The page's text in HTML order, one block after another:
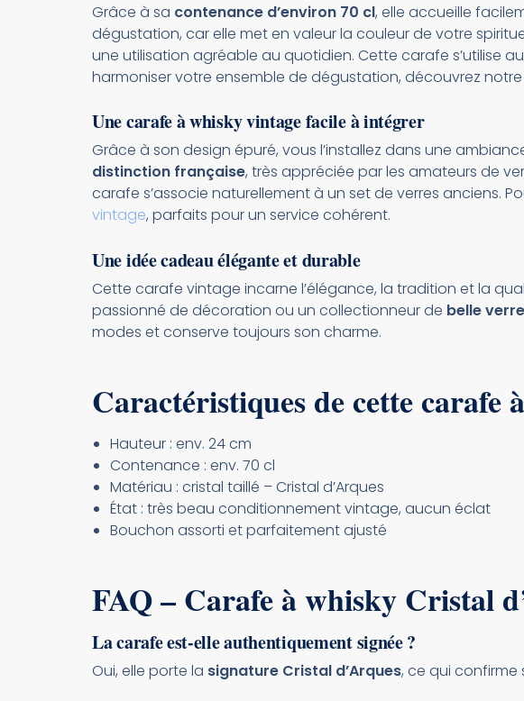
Grâce à sa contenance d’environ 70 cl, elle accueille
dégustation, car elle met en valeur la couleur de votre
une utilisation agréable au quotidien. Cette carafe s’utilise
harmoniser votre ensemble de dégustation, découvrez notre
Une carafe à whisky vintage facile à intégrer
Grâce à son design épuré, vous l’installez dans une
distinction française, très appréciée par les amateurs de
carafe s’associe naturellement à un set de verres anciens.
vintage, parfaits pour un service cohérent.
Une idée cadeau élégante et durable
Cette carafe vintage incarne l’élégance, la tradition et la
passionné de décoration ou un collectionneur de belle
modes et conserve toujours son charme.
Caractéristiques de cette carafe
Hauteur : env. 24 cm
Contenance : env. 70 cl
Matériau : cristal taillé – Cristal d’Arques
État : très beau conditionnement vintage, aucun éclat
Bouchon assorti et parfaitement ajusté
FAQ – Carafe à whisky Cristal
La carafe est-elle authentiquement signée ?
Oui, elle porte la signature Cristal d’Arques, ce qui